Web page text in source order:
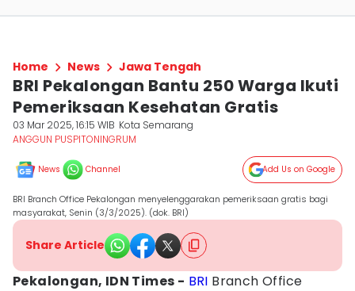
Home News Jawa Tengah
BRI Pekalongan Bantu 250 Warga Ikuti
Pemeriksaan Kesehatan Gratis
03 Mar 2025, 16:15 WIB Kota Semarang
ANGGUN PUSPITONINGRUM
News Channel Add Us on Google
BRI Branch Office Pekalongan menyelenggarakan pemeriksaan gratis bagi
masyarakat, Senin (3/3/2025). (dok. BRI)
Share Article
Pekalongan, IDN Times - BRI Branch Office